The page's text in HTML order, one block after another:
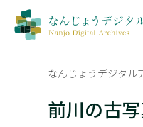
なんじょうデジタル
前川の古